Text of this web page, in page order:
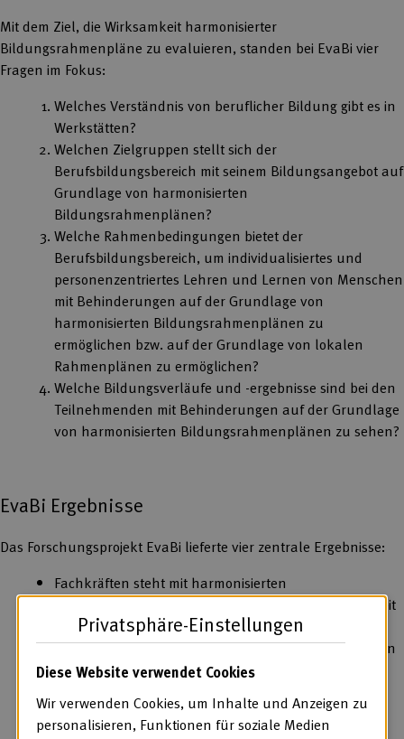
Mit dem Ziel, die Wirksamkeit harmonisierter
Bildungsrahmenpläne zu evaluieren, standen bei EvaBi vier
Fragen im Fokus:
Welches Verständnis von beruflicher Bildung gibt es in
Werkstätten?
Welchen Zielgruppen stellt sich der
Berufsbildungsbereich mit seinem Bildungsangebot auf
Grundlage von harmonisierten
Bildungsrahmenplänen?
Welche Rahmenbedingungen bietet der
Berufsbildungsbereich, um individualisiertes und
personenzentriertes Lehren und Lernen von Menschen
mit Behinderungen auf der Grundlage von
harmonisierten Bildungsrahmenplänen zu
ermöglichen bzw. auf der Grundlage von lokalen
Rahmenplänen zu ermöglichen?
Welche Bildungsverläufe und -ergebnisse sind bei den
Teilnehmenden mit Behinderungen auf der Grundlage
von harmonisierten Bildungsrahmenplänen zu sehen?
EvaBi Ergebnisse
Das Forschungsprojekt EvaBi lieferte vier zentrale Ergebnisse:
Fachkräften steht mit harmonisierten
Bildungsrahmenplänen ein zentrales und bundesweit
vereinheitlichtes Instrument zur Planung beruflicher
Bildung zur Verfügung, das sich an einer heterogenen
Zielgruppe ausrichtet und für ein transparentes
Dieses Instrument erleben Fachkräfte als eine
Orientierung, die ihnen einen Ausgangspunkt für die
Privatsphäre-Einstellungen
Diese Website verwendet Cookies
Wir verwenden Cookies, um Inhalte und Anzeigen zu
personalisieren, Funktionen für soziale Medien